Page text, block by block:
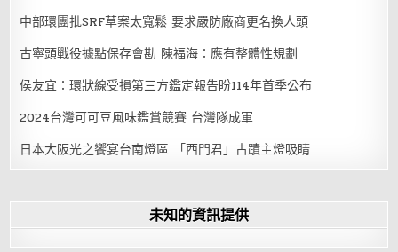
中部環團批SRF草案太寬鬆 要求嚴防廠商更名換人頭
古寧頭戰役據點保存會勘 陳福海：應有整體性規劃
侯友宜：環狀線受損第三方鑑定報告盼114年首季公布
2024台灣可可豆風味鑑賞競賽 台灣隊成軍
日本大阪光之饗宴台南燈區 「西門君」古蹟主燈吸睛
未知的資訊提供